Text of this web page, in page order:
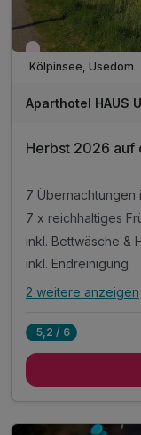
Wieder frei ab
Kölpinsee, Usedom
Aparthotel HAUS
Herbst 2026 auf
7 Übernachtungen
7 x reichhaltiges
inkl. Bettwäsche &
inkl. Endreinigung
Alle
7 x reichhaltiges
2 weitere anzeigen
5,2 / 6